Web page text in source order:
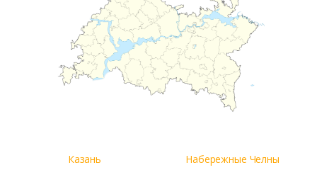
Казань Набережные Челны